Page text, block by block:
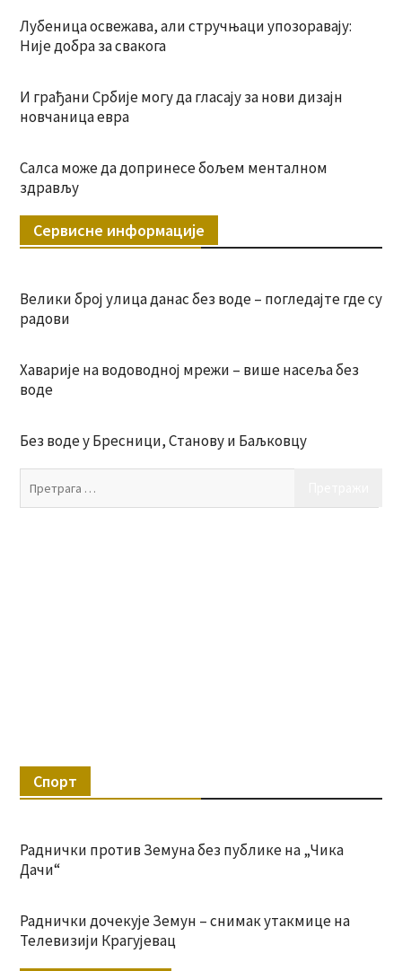
Лубеница освежава, али стручњаци упозоравају:
Није добра за свакога
И грађани Србије могу да гласају за нови дизајн
новчаница евра
Салса може да допринесе бољем менталном
здрављу
Сервисне информације
Велики број улица данас без воде – погледајте где су
радови
Хаварије на водоводној мрежи – више насеља без
воде
Без воде у Бресници, Станову и Баљковцу
Спорт
Раднички против Земуна без публике на „Чика
Дачи“
Раднички дочекује Земун – снимак утакмице на
Телевизији Крагујевац